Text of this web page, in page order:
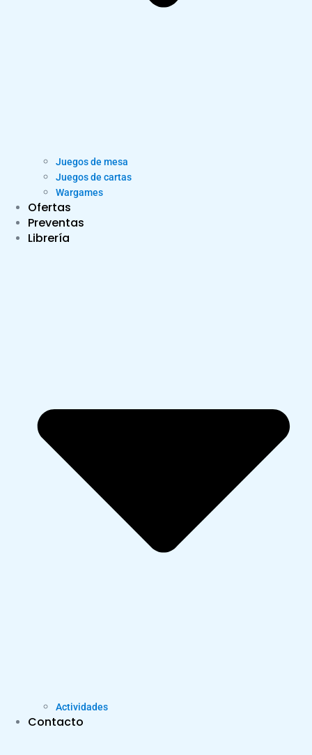
Juegos de mesa
Juegos de cartas
Wargames
Ofertas
Preventas
Librería
Actividades
Contacto